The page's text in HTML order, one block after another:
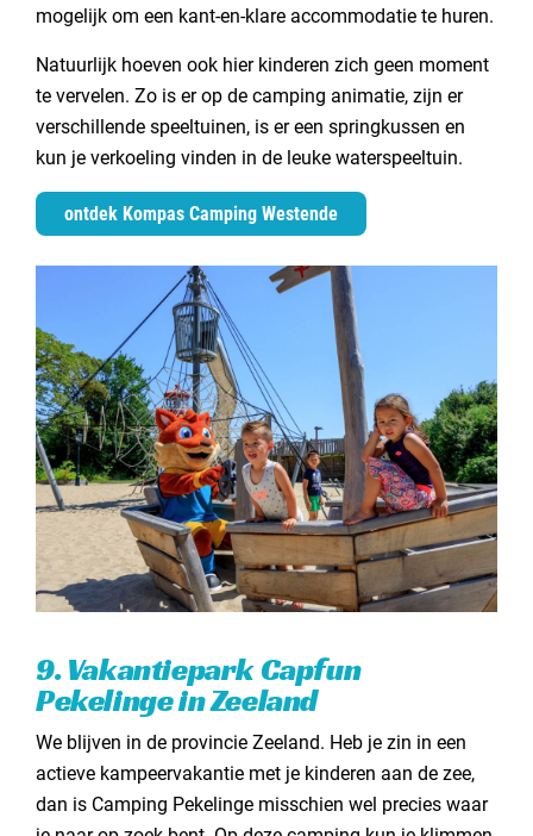
mogelijk om een kant-en-klare accommodatie te huren.
Natuurlijk hoeven ook hier kinderen zich geen moment
te vervelen. Zo is er op de camping animatie, zijn er
verschillende speeltuinen, is er een springkussen en
kun je verkoeling vinden in de leuke waterspeeltuin.
ontdek Kompas Camping Westende
9. Vakantiepark Capfun
Pekelinge in Zeeland
We blijven in de provincie Zeeland. Heb je zin in een
actieve kampeervakantie met je kinderen aan de zee,
dan is Camping Pekelinge misschien wel precies waar